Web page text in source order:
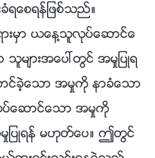
ရေစရန္ျဖစ္သည္။
းမွာ ယေန႔သူလုပ္ေဆာင္ေ
မ်ားအေပၚတြင္ အမႈျပဳရ
င္ခဲ့ေသာ အမႈကို နာခံေသာ
ေဆာင္ေသာ အမႈကို
ျပဳရန္ မဟုတ္ေပ။ ဤတြင္